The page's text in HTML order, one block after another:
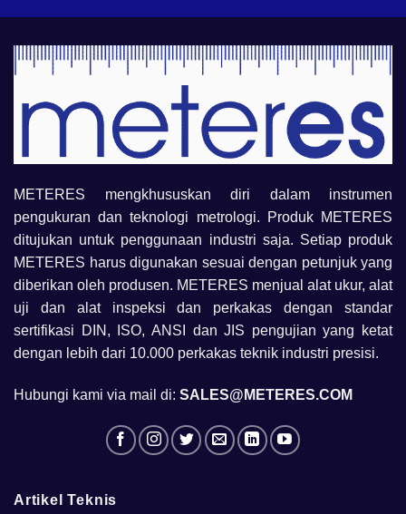
METERES mengkhususkan diri dalam instrumen
pengukuran dan teknologi metrologi. Produk METERES
ditujukan untuk penggunaan industri saja. Setiap produk
METERES harus digunakan sesuai dengan petunjuk yang
diberikan oleh produsen. METERES menjual alat ukur, alat
uji dan alat inspeksi dan perkakas dengan standar
sertifikasi DIN, ISO, ANSI dan JIS pengujian yang ketat
dengan lebih dari 10.000 perkakas teknik industri presisi.
Hubungi kami via mail di: SALES@METERES.COM
Artikel Teknis